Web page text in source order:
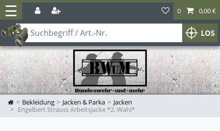
☰
LOS
0 0,00 €
Bekleidung Jacken & Parka
Jacken
Engelbert Strauss Arbeitsjacke *2. Wahl*